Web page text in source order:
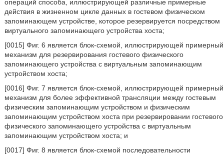
операций способа, иллюстрирующей различные примерные
действия в жизненном цикле данных в гостевом физическом
запоминающем устройстве, которое резервируется посредством
виртуального запоминающего устройства хоста;
[0015] Фиг. 6 является блок-схемой, иллюстрирующей примерный
механизм для резервирования гостевого физического
запоминающего устройства с виртуальным запоминающим
устройством хоста;
[0016] Фиг. 7 является блок-схемой, иллюстрирующей примерный
механизм для более эффективной трансляции между гостевым
физическим запоминающим устройством и физическим
запоминающим устройством хоста при резервировании гостевого
физического запоминающего устройства с виртуальным
запоминающим устройством хоста; и
[0017] Фиг. 8 является блок-схемой последовательности